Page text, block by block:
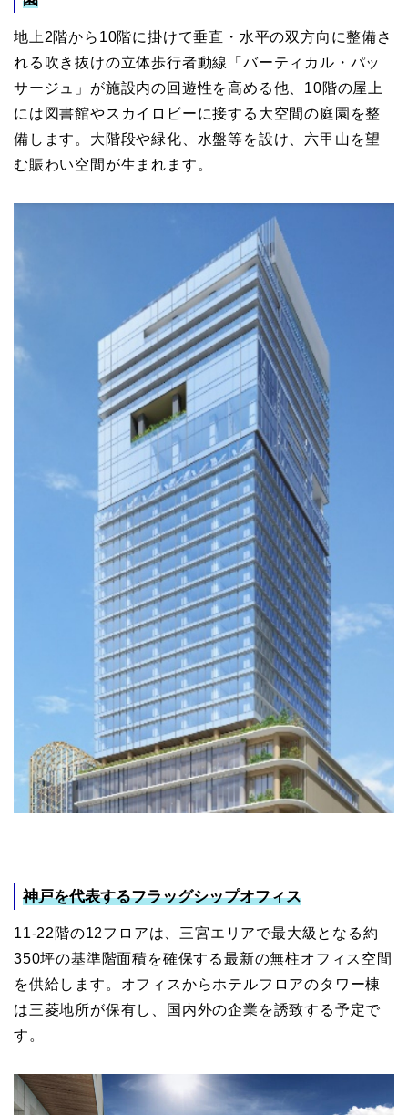
地上2階から10階に掛けて垂直・水平の双方向に整備さ
れる吹き抜けの立体歩行者動線「バーティカル・パッ
サージュ」が施設内の回遊性を高める他、10階の屋上
には図書館やスカイロビーに接する大空間の庭園を整
備します。大階段や緑化、水盤等を設け、六甲山を望
む賑わい空間が生まれます。
神戸を代表するフラッグシップオフィス
11-22階の12フロアは、三宮エリアで最大級となる約
350坪の基準階面積を確保する最新の無柱オフィス空間
を供給します。オフィスからホテルフロアのタワー棟
は三菱地所が保有し、国内外の企業を誘致する予定で
す。